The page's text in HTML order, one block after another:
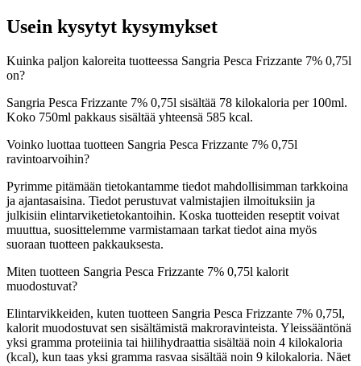
Usein kysytyt kysymykset
Kuinka paljon kaloreita tuotteessa Sangria Pesca Frizzante 7% 0,75l
on?
Sangria Pesca Frizzante 7% 0,75l sisältää 78 kilokaloria per 100ml.
Koko 750ml pakkaus sisältää yhteensä 585 kcal.
Voinko luottaa tuotteen Sangria Pesca Frizzante 7% 0,75l
ravintoarvoihin?
Pyrimme pitämään tietokantamme tiedot mahdollisimman tarkkoina
ja ajantasaisina. Tiedot perustuvat valmistajien ilmoituksiin ja
julkisiin elintarviketietokantoihin. Koska tuotteiden reseptit voivat
muuttua, suosittelemme varmistamaan tarkat tiedot aina myös
suoraan tuotteen pakkauksesta.
Miten tuotteen Sangria Pesca Frizzante 7% 0,75l kalorit
muodostuvat?
Elintarvikkeiden, kuten tuotteen Sangria Pesca Frizzante 7% 0,75l,
kalorit muodostuvat sen sisältämistä makroravinteista. Yleissääntönä
yksi gramma proteiinia tai hiilihydraattia sisältää noin 4 kilokaloria
(kcal), kun taas yksi gramma rasvaa sisältää noin 9 kilokaloria. Näet